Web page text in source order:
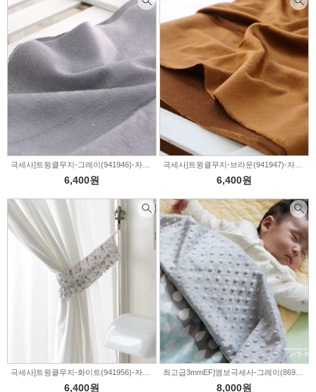
6,400원 6,400원
6,400원 8,000원